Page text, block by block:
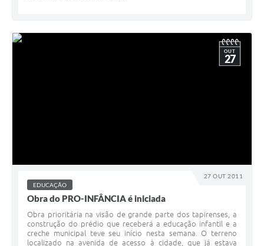
27 OUT 2011
OUT
27
EDUCAÇÃO
Obra do PRO-INFÂNCIA é iniciada
Obra prioritária na visão de grande parte dos tapirenses, a
construção do prédio que receberá a educação infantil e a
creche municipal teve seu início nesta semana. O terreno
localizado na avenida de acesso à cidade, que já estava